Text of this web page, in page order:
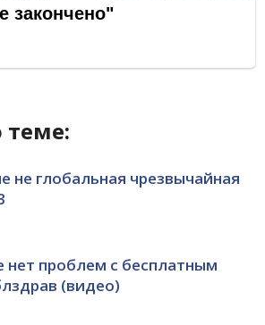
теме:
не глобальная чрезвычайная
проблем с бесплатным
(видео)